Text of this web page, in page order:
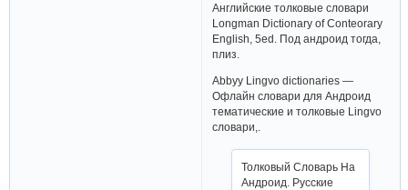
Английские толковые словари
Longman Dictionary of Conteorary
English, 5ed. Под андроид тогда,
плиз.
Abbyy Lingvo dictionaries —
Офлайн словари для Андроид
тематические и толковые Lingvo
словари,.
Толковый Словарь На
Андроид. Русские